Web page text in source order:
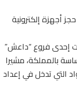
أجهزة إلكترونية
إحدى فروع “داعش”
بالمملكة، مشيرا
التي تدخل في إعداد